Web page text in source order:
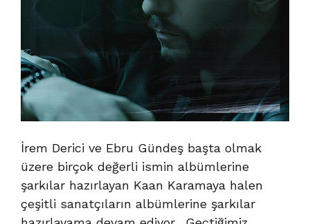
İrem Derici ve Ebru Gündeş başta olmak
üzere birçok değerli ismin albümlerine
şarkılar hazırlayan Kaan Karamaya halen
çeşitli sanatçıların albümlerine şarkılar